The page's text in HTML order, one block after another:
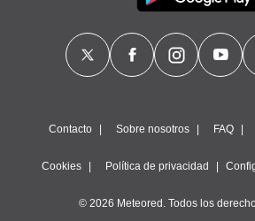
Contacto Sobre nosotros FAQ
Cookies Política de privacidad
© 2026 Meteored. Todos los